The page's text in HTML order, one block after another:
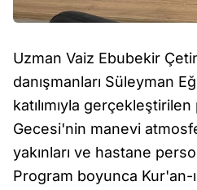
Uzman Vaiz Ebubekir
danışmanları Süleyman
katılımıyla
Gecesi'nin manevi
yakınları ve hastane
Program boyunca Kur'an-